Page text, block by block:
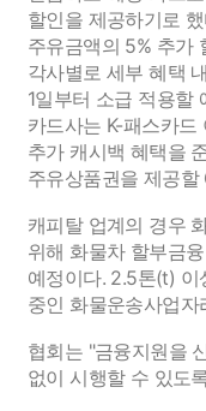
할인을 제공하기로
주유금액의 5% 추가
각사별로 세부 혜택
1일부터 소급 적용할
카드사는 K-패스카
추가 캐시백 혜택을
주유상품권을 제공할
캐피탈 업계의 경우
위해 화물차 할부금
예정이다. 2.5톤(t) 이
중인 화물운송사업
협회는 "금융지원을
없이 시행할 수 있도